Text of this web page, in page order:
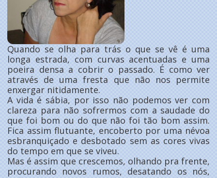
Quando se olha para trás o que se vê é uma
longa estrada, com curvas acentuadas e uma
poeira densa a cobrir o passado. É como ver
através de uma fresta que não nos permite
enxergar nitidamente.
A vida é sábia, por isso não podemos ver com
clareza para não sofrermos com a saudade do
que foi bom ou do que não foi tão bom assim.
Fica assim flutuante, encoberto por uma névoa
esbranquiçado e desbotado sem as cores vivas
do tempo em que se viveu.
Mas é assim que crescemos, olhando pra frente,
procurando novos rumos, desatando os nós,